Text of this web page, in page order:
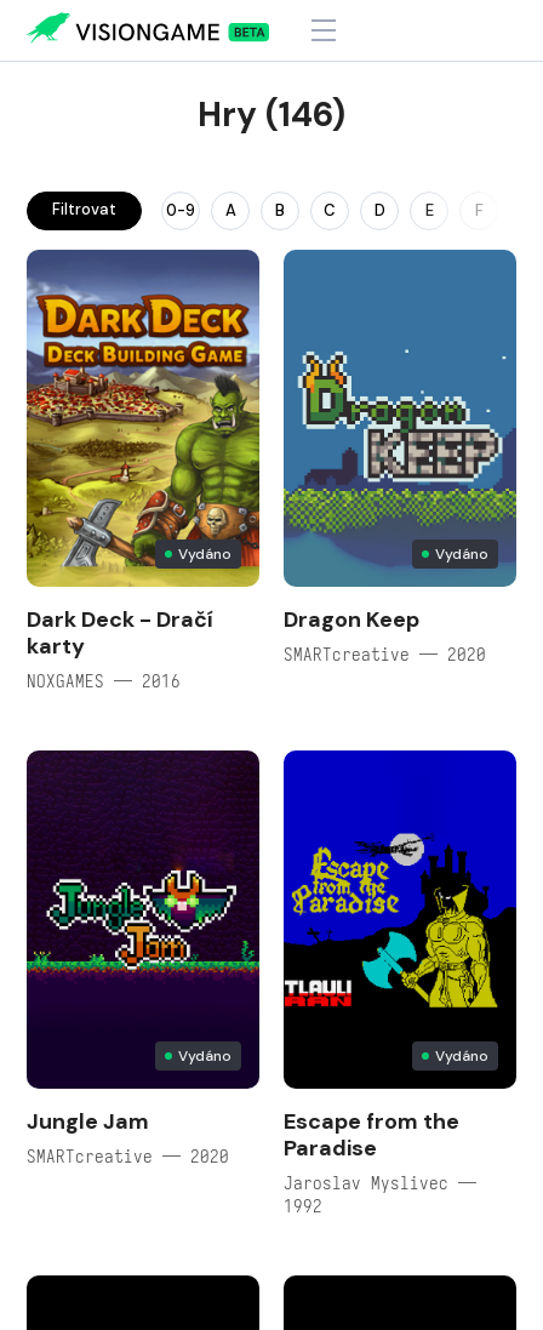
Hry (146)
Filtrovat 0-9 A B C D E F
Vydáno
Dark Deck - Dračí
karty
NOXGAMES — 2016
Vydáno
Dragon Keep
SMARTcreative — 2020
Vydáno
Jungle Jam
SMARTcreative — 2020
Vydáno
Escape from the
Paradise
Jaroslav Myslivec —
1992